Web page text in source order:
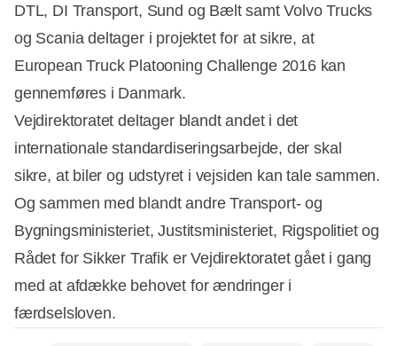
DTL, DI Transport, Sund og Bælt samt Volvo Trucks
og Scania deltager i projektet for at sikre, at
European Truck Platooning Challenge 2016 kan
gennemføres i Danmark.
Vejdirektoratet deltager blandt andet i det
internationale standardiseringsarbejde, der skal
sikre, at biler og udstyret i vejsiden kan tale sammen.
Og sammen med blandt andre Transport- og
Bygningsministeriet, Justitsministeriet, Rigspolitiet og
Rådet for Sikker Trafik er Vejdirektoratet gået i gang
med at afdække behovet for ændringer i
færdselsloven.